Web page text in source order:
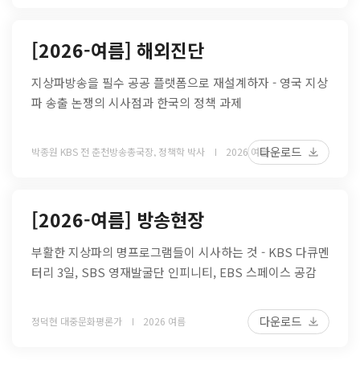
[2026-여름] 해외진단
지상파방송을 필수 공공 플랫폼으로 재설계하자 - 영국 지상
파 송출 논쟁의 시사점과 한국의 정책 과제
박종원 KBS 전 춘천방송총국장, 정책학 박사 2026 여름다운로드
[2026-여름] 방송현장
부활한 지상파의 명프로그램들이 시사하는 것 - KBS 다큐멘
터리 3일, SBS 영재발굴단 인피니티, EBS 스페이스 공감
정덕현 대중문화평론가 2026 여름 다운로드